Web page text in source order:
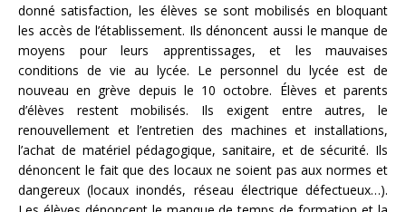
donné satisfaction, les élèves se sont mobilisés en bloquant
les accès de l’établissement. Ils dénoncent aussi le manque de
moyens pour leurs apprentissages, et les mauvaises
conditions de vie au lycée. Le personnel du lycée est de
nouveau en grève depuis le 10 octobre. Élèves et parents
d’élèves restent mobilisés. Ils exigent entre autres, le
renouvellement et l’entretien des machines et installations,
l’achat de matériel pédagogique, sanitaire, et de sécurité. Ils
dénoncent le fait que des locaux ne soient pas aux normes et
dangereux (locaux inondés, réseau électrique défectueux…).